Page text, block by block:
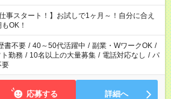
事スタート！】お試しで1ヶ月～！自分に合え
OK！
書不要 / 40～50代活躍中 / 副業・WワークOK /
勤務 / 10名以上の大量募集 / 電話対応なし / パ
要
応募する 詳細へ